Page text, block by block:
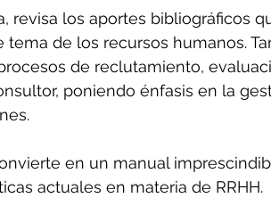
revisa los aportes bibliográficos
tema de los recursos humanos.
de reclutamiento,
poniendo énfasis en la
en un manual
actuales en materia de RRHH.